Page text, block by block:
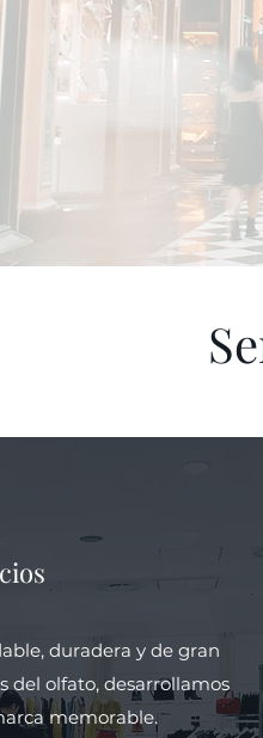
duradera y de gran
del olfato, desarrollamos
memorable.